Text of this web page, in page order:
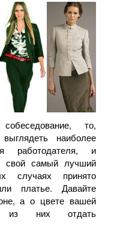
то,
наиболее
работодателя, и
свой самый лучший
случаях принято
платье. Давайте
а о цвете вашей
из них отдать